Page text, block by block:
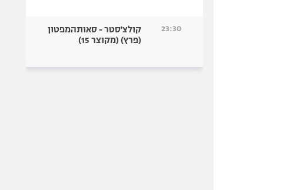
23:30
קולצ'סטר - סאותהמפטון
(פרץ) (מקוצר 15)